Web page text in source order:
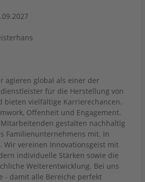
agieren global als einer der
für die Herstellung von
bieten vielfältige Karrierechancen.
Offenheit und Engagement.
gestalten nachhaltig
Familienunternehmens mit. In
Wir vereinen Innovationsgeist mit
individuelle Stärken sowie die
Weiterentwicklung. Bei uns
- damit alle Bereiche perfekt